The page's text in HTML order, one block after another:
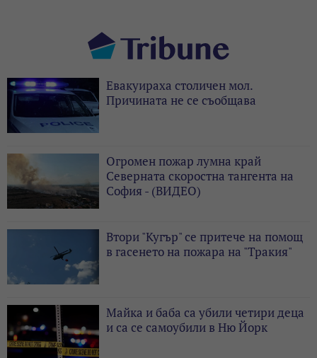
Евакуираха столичен мол.
Причината не се съобщава
Огромен пожар лумна край
Северната скоростна тангента на
София - (ВИДЕО)
Втори "Кугър" се притече на помощ
в гасенето на пожара на "Тракия"
Майка и баба са убили четири деца
и са се самоубили в Ню Йорк